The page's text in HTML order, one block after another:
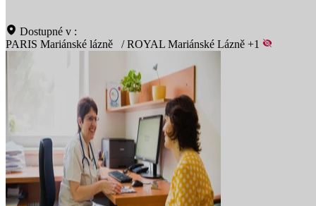
Dostupné v :
PARIS Mariánské lázně
/ ROYAL Mariánské Lázně +1